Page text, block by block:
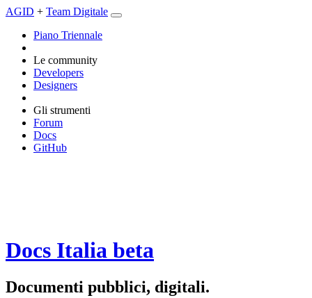
AGID + Team Digitale
Piano Triennale
Le community
Developers
Designers
Gli strumenti
Forum
Docs
GitHub
Docs Italia beta
Documenti pubblici, digitali.